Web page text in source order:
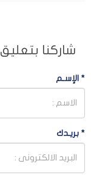
شاركنا بتعليق
* الإسـم
* بريـدك